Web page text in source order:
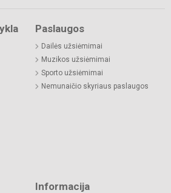
Paslaugos
Dailės užsiėmimai
Muzikos užsiėmimai
Sporto užsiėmimai
Nemunaičio skyriaus paslaugos
Informacija